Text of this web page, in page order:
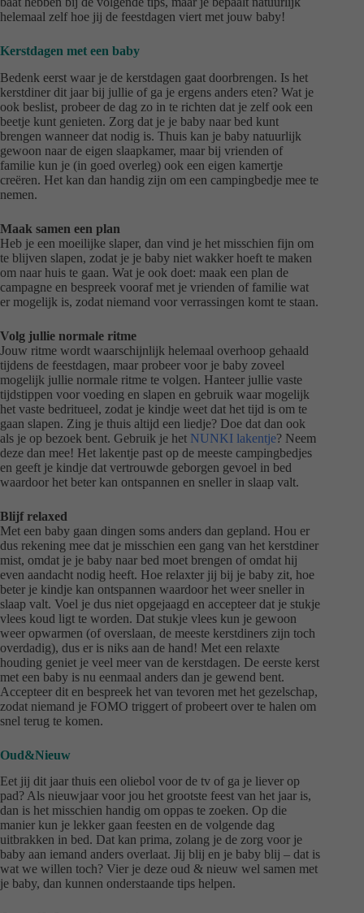
helemaal zelf hoe jij de feestdagen viert met jouw baby!
Kerstdagen met een baby
Bedenk eerst waar je de kerstdagen gaat doorbrengen. Is het
kerstdiner dit jaar bij jullie of ga je ergens anders eten? Wat je
ook beslist, probeer de dag zo in te richten dat je zelf ook een
beetje kunt genieten. Zorg dat je je baby naar bed kunt
brengen wanneer dat nodig is. Thuis kan je baby natuurlijk
gewoon naar de eigen slaapkamer, maar bij vrienden of
familie kun je (in goed overleg) ook een eigen kamertje
creëren. Het kan dan handig zijn om een campingbedje mee te
nemen.
Maak samen een plan
Heb je een moeilijke slaper, dan vind je het misschien fijn om
te blijven slapen, zodat je je baby niet wakker hoeft te maken
om naar huis te gaan. Wat je ook doet: maak een plan de
campagne en bespreek vooraf met je vrienden of familie wat
er mogelijk is, zodat niemand voor verrassingen komt te staan.
Volg jullie normale ritme
Jouw ritme wordt waarschijnlijk helemaal overhoop gehaald
tijdens de feestdagen, maar probeer voor je baby zoveel
mogelijk jullie normale ritme te volgen. Hanteer jullie vaste
tijdstippen voor voeding en slapen en gebruik waar mogelijk
het vaste bedritueel, zodat je kindje weet dat het tijd is om te
gaan slapen. Zing je thuis altijd een liedje? Doe dat dan ook
als je op bezoek bent. Gebruik je het NUNKI lakentje? Neem
deze dan mee! Het lakentje past op de meeste campingbedjes
en geeft je kindje dat vertrouwde geborgen gevoel in bed
waardoor het beter kan ontspannen en sneller in slaap valt.
Blijf relaxed
Met een baby gaan dingen soms anders dan gepland. Hou er
dus rekening mee dat je misschien een gang van het kerstdiner
mist, omdat je je baby naar bed moet brengen of omdat hij
even aandacht nodig heeft. Hoe relaxter jij bij je baby zit, hoe
beter je kindje kan ontspannen waardoor het weer sneller in
slaap valt. Voel je dus niet opgejaagd en accepteer dat je stukje
vlees koud ligt te worden. Dat stukje vlees kun je gewoon
weer opwarmen (of overslaan, de meeste kerstdiners zijn toch
overdadig), dus er is niks aan de hand! Met een relaxte
houding geniet je veel meer van de kerstdagen. De eerste kerst
met een baby is nu eenmaal anders dan je gewend bent.
Accepteer dit en bespreek het van tevoren met het gezelschap,
zodat niemand je FOMO triggert of probeert over te halen om
snel terug te komen.
Oud&Nieuw
Eet jij dit jaar thuis een oliebol voor de tv of ga je liever op
pad? Als nieuwjaar voor jou het grootste feest van het jaar is,
dan is het misschien handig om oppas te zoeken. Op die
manier kun je lekker gaan feesten en de volgende dag
uitbrakken in bed. Dat kan prima, zolang je de zorg voor je
baby aan iemand anders overlaat. Jij blij en je baby blij – dat is
wat we willen toch? Vier je deze oud & nieuw wel samen met
je baby, dan kunnen onderstaande tips helpen.